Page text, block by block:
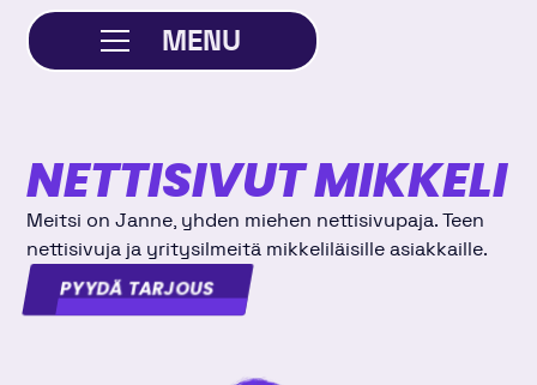
MENU
NETTISIVUT MIKKELI
Meitsi on Janne, yhden miehen nettisivupaja. Teen
nettisivuja ja yritysilmeitä mikkeliläisille asiakkaille.
PYYDÄ TARJOUS